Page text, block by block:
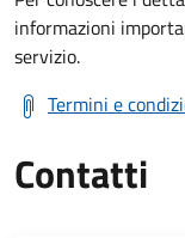
informazioni
servizio.
Termini e
Contatti